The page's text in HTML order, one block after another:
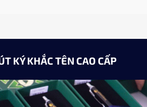
KÝ KHẮC TÊN CAO CẤP